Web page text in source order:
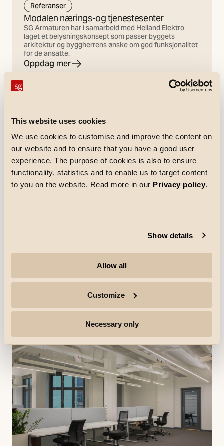
This website uses cookies
We use cookies to customise and improve the content on
our website and to ensure that you have a good user
experience. The purpose of cookies is also to ensure
functionality, statistics and to enable us to target content
to you on the website. Read more in our Privacy policy.
Show details
Allow all
Customize
Necessary only
Referanser
Modalen nærings-og tjenestesenter
SG Armaturen har i samarbeid med Helland Elektro
laget et belysningskonsept som passer byggets
arkitektur og byggherrens ønske om god funksjonalitet
for de ansatte.
Oppdag mer
KB32 - København
Det 180 meter lange tidligere jernbanehotellet ble bygd
i 1967, og nå – mer enn 50 år senere – forvandles det til
et seksetasjes åpent kontorlandskap.